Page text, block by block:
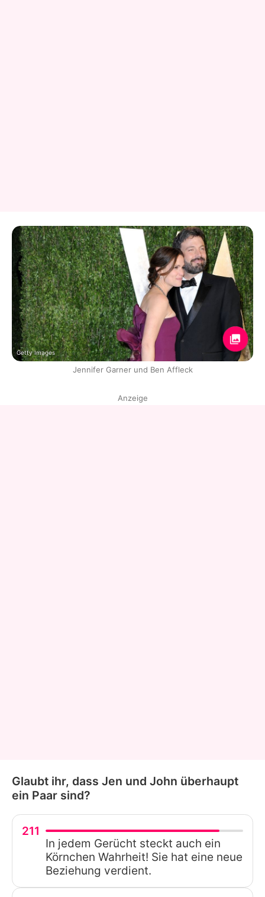
Getty Images
Jennifer Garner und Ben Affleck
Anzeige
Glaubt ihr, dass Jen und John überhaupt
ein Paar sind?
211
In jedem Gerücht steckt auch ein
Körnchen Wahrheit! Sie hat eine neue
Beziehung verdient.